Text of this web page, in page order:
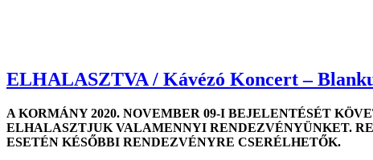
ELHALASZTVA / Kávézó Koncert –
A KORMÁNY 2020. NOVEMBER 09-I BEJELENTÉSÉT
ELHALASZTJUK VALAMENNYI RENDEZVÉNYÜNKET.
ESETÉN KÉSŐBBI RENDEZVÉNYRE CSERÉLHETŐK.